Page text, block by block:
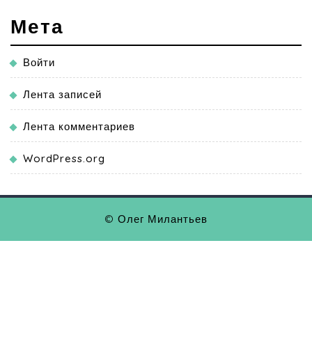
Мета
Войти
Лента записей
Лента комментариев
WordPress.org
© Олег Милантьев